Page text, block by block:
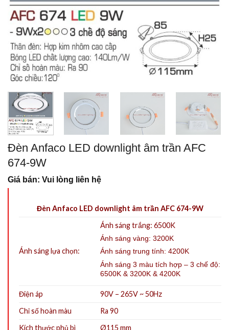
Đèn Anfaco LED downlight âm trần AFC
674-9W
Giá bán: Vui lòng liên hệ
Đèn Anfaco LED downlight âm trần AFC 674-9W
Ánh sáng lựa chọn:
Ánh sáng trắng: 6500K
Ánh sáng vàng: 3200K
Ánh sáng trung tính: 4200K
Ánh sáng 3 màu tích hợp – 3 chế độ:
6500K & 3200K & 4200K
Điện áp
90V – 265V ~ 50Hz
Chỉ số hoàn màu
Ra 90
Kích thước phủ bì
Ø115 mm